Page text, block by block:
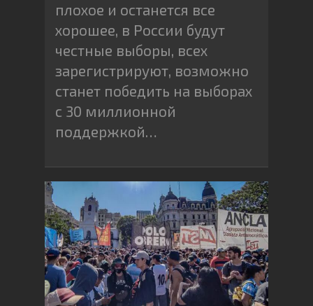
плохое и останется все
хорошее, в России будут
честные выборы, всех
зарегистрируют, возможно
станет победить на выборах
с 30 миллионной
поддержкой…